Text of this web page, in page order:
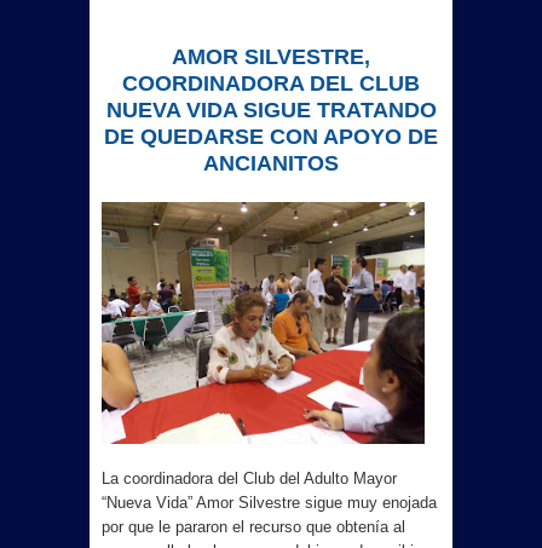
AMOR SILVESTRE,
COORDINADORA DEL CLUB
NUEVA VIDA SIGUE TRATANDO
DE QUEDARSE CON APOYO DE
ANCIANITOS
La coordinadora del Club del Adulto Mayor
“Nueva Vida” Amor Silvestre sigue muy enojada
por que le pararon el recurso que obtenía al